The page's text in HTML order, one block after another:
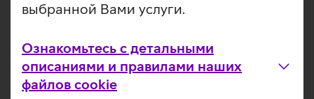
выбранной Вами услуги.
Ознакомьтесь с детальными
описаниями и правилами наших
файлов cookie
Galaxy Tab S10 Ultra: самый-самый планшет
Galaxy Tab S10 Ultra на сегодня является флагманом
планшетов южнокорейской компании Samsung. При
этом он очень похож на своего предшественника S9